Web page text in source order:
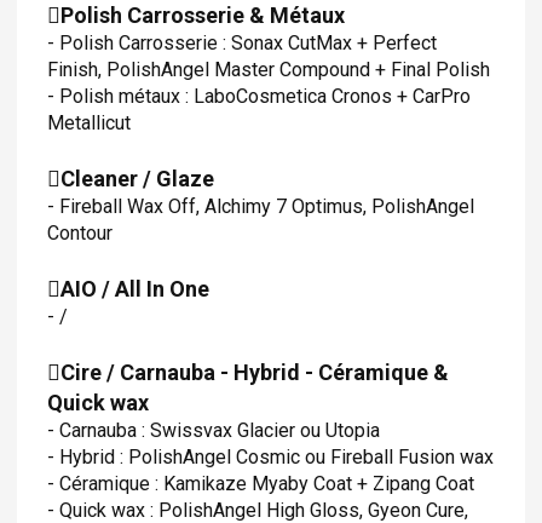
Polish Carrosserie & Métaux
- Polish Carrosserie : Sonax CutMax + Perfect
Finish, PolishAngel Master Compound + Final Polish
- Polish métaux : LaboCosmetica Cronos + CarPro
Metallicut
Cleaner / Glaze
- Fireball Wax Off, Alchimy 7 Optimus, PolishAngel
Contour
AIO / All In One
- /
Cire / Carnauba - Hybrid - Céramique &
Quick wax
- Carnauba : Swissvax Glacier ou Utopia
- Hybrid : PolishAngel Cosmic ou Fireball Fusion wax
- Céramique : Kamikaze Myaby Coat + Zipang Coat
- Quick wax : PolishAngel High Gloss, Gyeon Cure,